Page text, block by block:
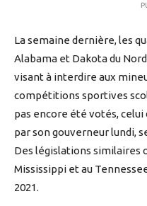
La semaine dernière, les
Alabama et Dakota du
visant à interdire aux
compétitions sportives
pas encore été votés, celui
par son gouverneur lundi,
Des législations similaires
Mississippi et au
2021.